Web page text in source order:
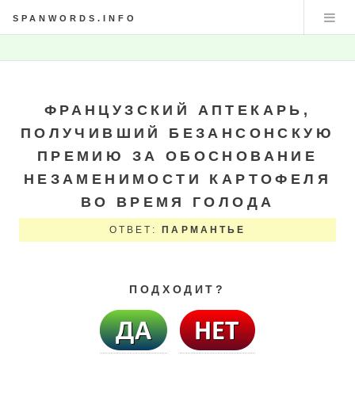
SPANWORDS.INFO
ФРАНЦУЗСКИЙ АПТЕКАРЬ,
ПОЛУЧИВШИЙ БЕЗАНСОНСКУЮ
ПРЕМИЮ ЗА ОБОСНОВАНИЕ
НЕЗАМЕНИМОСТИ КАРТОФЕЛЯ
ВО ВРЕМЯ ГОЛОДА
ОТВЕТ: ПАРМАНТЬЕ
ПОДХОДИТ?